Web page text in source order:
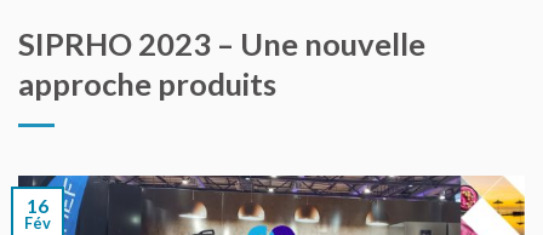
SIPRHO 2023 – Une nouvelle
approche produits
16
Fév